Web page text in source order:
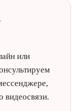
или
видеосвязи.